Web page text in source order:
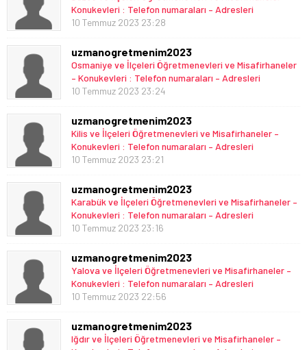
Konukevleri : Telefon numaraları – Adresleri
10 Temmuz 2023 23:28
uzmanogretmenim2023
Osmaniye ve İlçeleri Öğretmenevleri ve Misafirhaneler
– Konukevleri : Telefon numaraları – Adresleri
10 Temmuz 2023 23:24
uzmanogretmenim2023
Kilis ve İlçeleri Öğretmenevleri ve Misafirhaneler –
Konukevleri : Telefon numaraları – Adresleri
10 Temmuz 2023 23:21
uzmanogretmenim2023
Karabük ve İlçeleri Öğretmenevleri ve Misafirhaneler –
Konukevleri : Telefon numaraları – Adresleri
10 Temmuz 2023 23:16
uzmanogretmenim2023
Yalova ve İlçeleri Öğretmenevleri ve Misafirhaneler –
Konukevleri : Telefon numaraları – Adresleri
10 Temmuz 2023 22:56
uzmanogretmenim2023
Iğdır ve İlçeleri Öğretmenevleri ve Misafirhaneler –